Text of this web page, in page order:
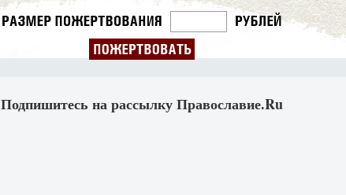
Подпишитесь на рассылку Православие.Ru